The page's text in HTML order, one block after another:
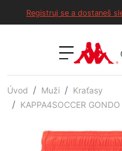
Registruj se a dostaneš
Úvod Muži
Kraťasy
KAPPA4SOCCER